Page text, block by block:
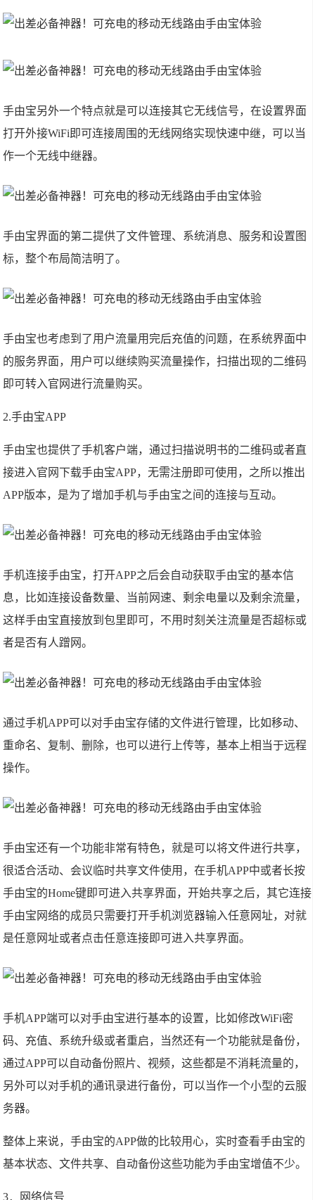
手由宝另外一个特点就是可以连接其它无线信号，在设置界面
打开外接WiFi即可连接周围的无线网络实现快速中继，可以当
作一个无线中继器。
手由宝界面的第二提供了文件管理、系统消息、服务和设置图
标，整个布局简洁明了。
手由宝也考虑到了用户流量用完后充值的问题，在系统界面中
的服务界面，用户可以继续购买流量操作，扫描出现的二维码
即可转入官网进行流量购买。
2.手由宝APP
手由宝也提供了手机客户端，通过扫描说明书的二维码或者直
接进入官网下载手由宝APP，无需注册即可使用，之所以推出
APP版本，是为了增加手机与手由宝之间的连接与互动。
手机连接手由宝，打开APP之后会自动获取手由宝的基本信
息，比如连接设备数量、当前网速、剩余电量以及剩余流量，
这样手由宝直接放到包里即可，不用时刻关注流量是否超标或
者是否有人蹭网。
通过手机APP可以对手由宝存储的文件进行管理，比如移动、
重命名、复制、删除，也可以进行上传等，基本上相当于远程
操作。
手由宝还有一个功能非常有特色，就是可以将文件进行共享，
很适合活动、会议临时共享文件使用，在手机APP中或者长按
手由宝的Home键即可进入共享界面，开始共享之后，其它连接
手由宝网络的成员只需要打开手机浏览器输入任意网址，对就
是任意网址或者点击任意连接即可进入共享界面。
手机APP端可以对手由宝进行基本的设置，比如修改WiFi密
码、充值、系统升级或者重启，当然还有一个功能就是备份，
通过APP可以自动备份照片、视频，这些都是不消耗流量的，
另外可以对手机的通讯录进行备份，可以当作一个小型的云服
务器。
整体上来说，手由宝的APP做的比较用心，实时查看手由宝的
基本状态、文件共享、自动备份这些功能为手由宝增值不少。
3．网络信号